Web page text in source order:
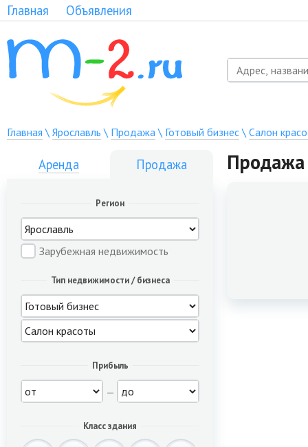
Главная Объявления
Главная \ Ярославль \ Продажа\ Готовый бизнес\ Салон
Аренда Продажа
Регион
Зарубежная недвижимость
Тип недвижимости / бизнеса
Прибыль
—
Класс здания
Продажа